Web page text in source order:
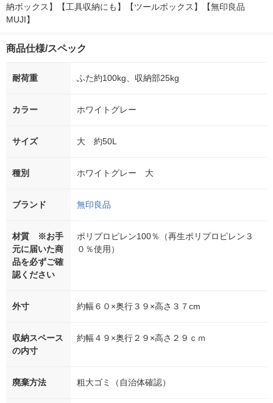
納ボックス】【工具収納にも】【ツールボックス】【無印良品
MUJI】
商品仕様/スペック
耐荷重 ふた約100kg、収納部25kg
カラー ホワイトグレー
サイズ 大 約50L
種別 ホワイトグレー 大
ブランド 無印良品
材質 ※お手
元に届いた商
品を必ずご確
認ください
ポリプロピレン100％（再生ポリプロピレン３
０％使用）
外寸 約幅６０×奥行３９×高さ３７cm
収納スペース
の内寸
約幅４９×奥行２９×高さ２９ｃｍ
廃棄方法 粗大ゴミ（自治体確認）